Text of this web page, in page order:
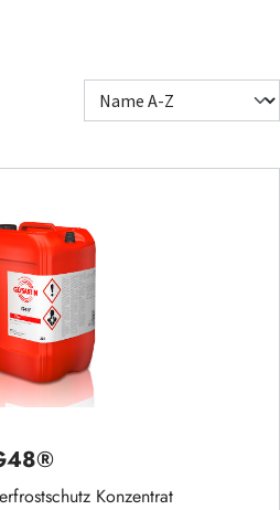
Konzentrat